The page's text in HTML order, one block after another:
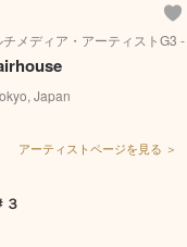
チメディア・アーティストG3
Japan
アーティストページを見る ＞
３